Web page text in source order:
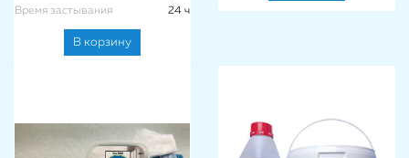
Время застывания
24 ч
В корзину